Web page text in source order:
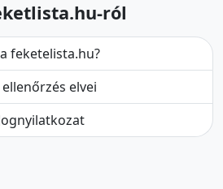
ról
feketelista.hu?
ellenőrzés elvei